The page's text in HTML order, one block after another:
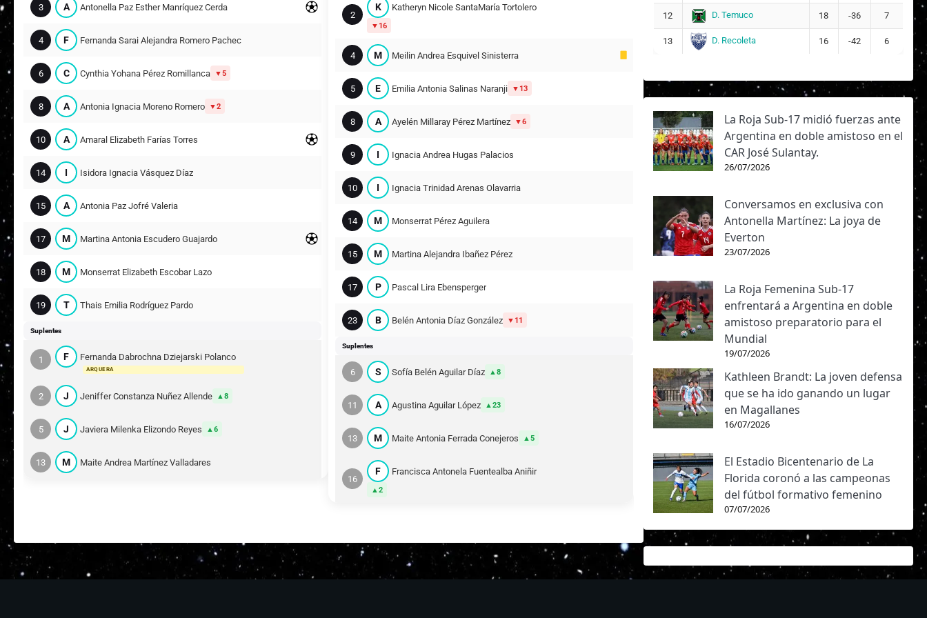
3 A Antonella Paz Esther Manríquez Cerda
4 F Fernanda Sarai Alejandra Romero Pacheco
6 C Cynthia Yohana Pérez Romillanca 5
8 A Antonia Ignacia Moreno Romero 2
10 A Amaral Elizabeth Farías Torres
14 I Isidora Ignacia Vásquez Díaz
15 A Antonia Paz Jofré Valeria
17 M Martina Antonia Escudero Guajardo
18 M Monserrat Elizabeth Escobar Lazo
19 T Thais Emilia Rodríguez Pardo
Suplentes
1 F Fernanda Dabrochna Dziejarski Polanco
ARQUERA
2 J Jeniffer Constanza Nuñez Allende 8
5 J Javiera Milenka Elizondo Reyes 6
13 M Maite Andrea Martínez Valladares
2
K Katheryn Nicole SantaMaría Tortolero
16
4 M Meilin Andrea Esquivel Sinisterra
5 E Emilia Antonia Salinas Naranji 13
8 A Ayelén Millaray Pérez Martínez 6
9 I Ignacia Andrea Hugas Palacios
10 I Ignacia Trinidad Arenas Olavarria
14 M Monserrat Pérez Aguilera
15 M Martina Alejandra Ibañez Pérez
17 P Pascal Lira Ebensperger
23 B Belén Antonia Díaz González 11
Suplentes
6 S Sofía Belén Aguilar Díaz 8
11 A Agustina Aguilar López 23
13 M Maite Antonia Ferrada Conejeros 5
16
F Francisca Antonela Fuentealba Aniñir
2
12 D. Temuco 18 -36 7
13 D. Recoleta 16 -42 6
La Roja Sub-17 midió fuerzas ante
Argentina en doble amistoso en el
CAR José Sulantay.
26/07/2026
Conversamos en exclusiva con
Antonella Martínez: La joya de
Everton
23/07/2026
La Roja Femenina Sub-17
enfrentará a Argentina en doble
amistoso preparatorio para el
Mundial
19/07/2026
Kathleen Brandt: La joven defensa
que se ha ido ganando un lugar
en Magallanes
16/07/2026
El Estadio Bicentenario de La
Florida coronó a las campeonas
del fútbol formativo femenino
07/07/2026